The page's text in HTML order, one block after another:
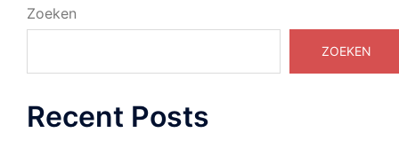
Zoeken
ZOEKEN
Recent Posts